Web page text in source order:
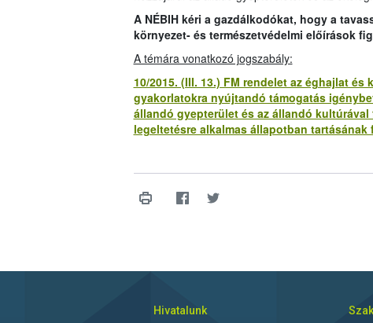
A NÉBIH kéri a gazdálkodókat, hogy a
környezet- és természetvédelmi előírások
A témára vonatkozó jogszabály:
10/2015. (III. 13.) FM rendelet az éghajlat
gyakorlatokra nyújtandó támogatás
állandó gyepterület és az állandó
legeltetésre alkalmas állapotban tartásának
Hivatalunk